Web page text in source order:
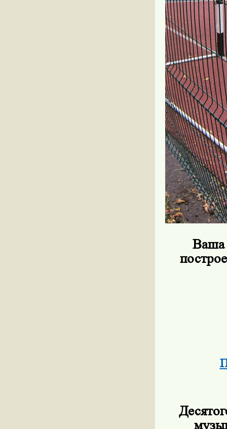
Ваша